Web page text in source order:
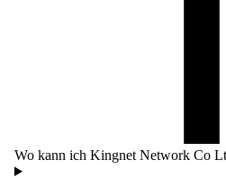
Wo kann ich Kingnet Network Co